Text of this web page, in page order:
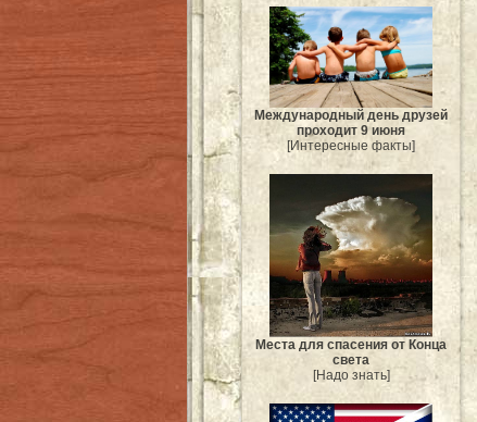
Международный день друзей
проходит 9 июня
[Интересные факты]
Места для спасения от Конца
света
[Надо знать]